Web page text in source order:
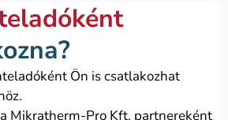
Ön is csatlakozhat
Mikratherm-Pro Kft. partnereként